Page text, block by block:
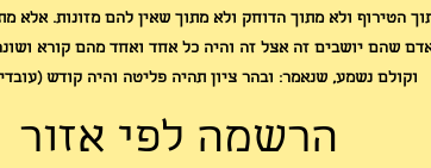
הטירוף ולא מתוך הדוחק ולא מתוך שאין להם מזונות. אלא
שהם יושבים זה אצל זה והיה כל אחד ואחד מהם קורא
וקולם נשמע, שנאמר: ובהר ציון תהיה פליטה והיה קודש
הרשמה לפי אזור